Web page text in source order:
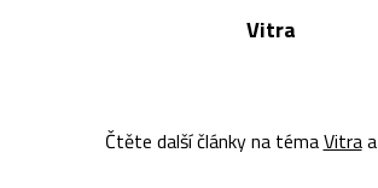
Vitra
Čtěte další články na témaVitraa